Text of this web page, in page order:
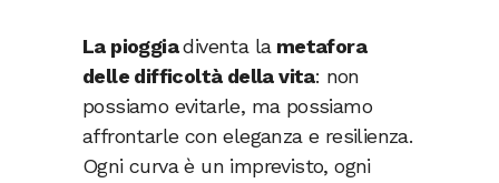
La pioggiadiventa lametafora
delle difficoltà della vita: non
possiamo evitarle, ma possiamo
affrontarle con eleganza e resilienza.
Ogni curva è un imprevisto, ogni